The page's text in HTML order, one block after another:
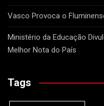
Vasco Provoca o
Ministério da Educação
Melhor Nota do País
Tags